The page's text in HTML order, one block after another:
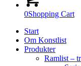
0Shopping Cart
Start
Om Konstlist
Produkter
Ramlist –